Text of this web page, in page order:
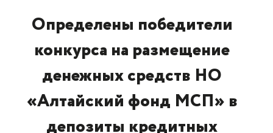
Определены победители
конкурса на размещение
денежных средств НО
«Алтайский фонд МСП» в
депозиты кредитных